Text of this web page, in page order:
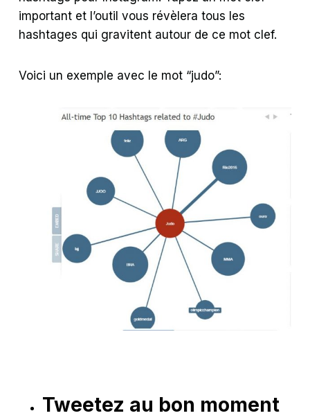
important et l’outil vous révèlera tous les
hashtages qui gravitent autour de ce mot clef.
Voici un exemple avec le mot “judo”:
Tweetez au bon moment